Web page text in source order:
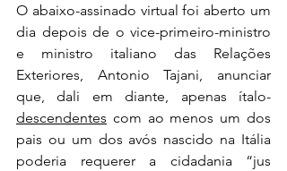
O abaixo-assinado virtual foi aberto um
dia depois de o vice-primeiro-ministro
e ministro italiano das Relações
Exteriores, Antonio Tajani, anunciar
que, dali em diante, apenas ítalo-
descendentes com ao menos um dos
pais ou um dos avós nascido na Itália
poderia requerer a cidadania “jus